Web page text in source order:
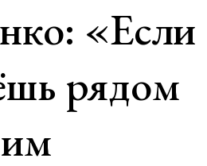
«Если
рядом